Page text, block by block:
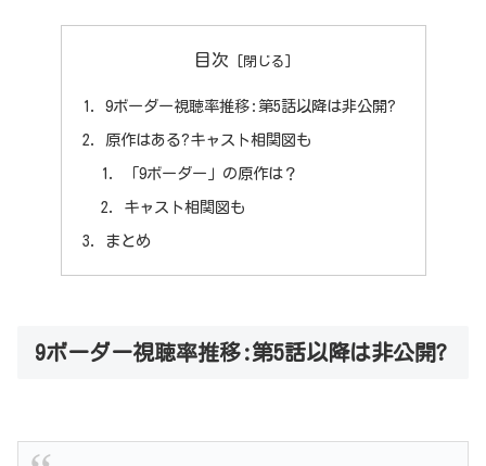
目次
9ボーダー視聴率推移:第5話以降は非公開?
原作はある?キャスト相関図も
「9ボーダー」の原作は？
キャスト相関図も
まとめ
9ボーダー視聴率推移:第5話以降は非公開?